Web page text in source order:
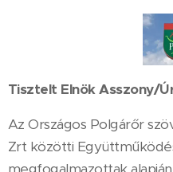
Tisztelt Elnök Asszony/
Az Országos Polgárőr
Zrt közötti